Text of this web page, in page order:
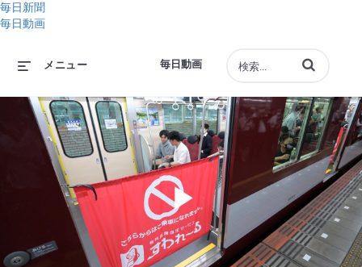
毎日新聞
毎日動画
毎日動画
メニュー 動画の検索語句
Play